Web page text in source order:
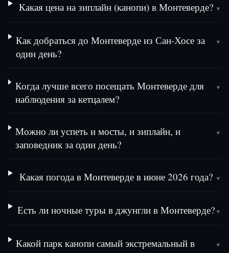
Какая цена на зиплайн (канопи) в Монтеверде? ▾
Как добраться до Монтеверде из Сан-Хосе за
один день?
▾
Когда лучше всего посещать Монтеверде для
наблюдения за кетцалем?
▾
Можно ли успеть и мосты, и зиплайн, и
заповедник за один день?
▾
Какая погода в Монтеверде в июне 2026 года? ▾
Есть ли ночные туры в джунгли в Монтеверде?▾
Какой парк канопи самый экстремальный в
▾